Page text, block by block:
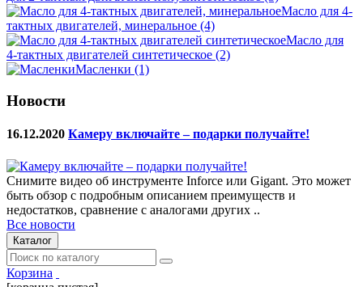
Масло для 4-
тактных двигателей, минеральное (4)
Масло для
4-тактных двигателей синтетическое (2)
Масленки (1)
Новости
16.12.2020 Камеру включайте – подарки получайте!
Снимите видео об инструменте Inforce или Gigant. Это может
быть обзор с подробным описанием преимуществ и
недостатков, сравнение с аналогами других ..
Все новости
Каталог
Корзина